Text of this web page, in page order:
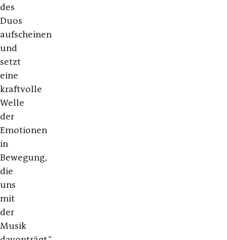
des
Duos
aufscheinen
und
setzt
eine
kraftvolle
Welle
der
Emotionen
in
Bewegung,
die
uns
mit
der
Musik